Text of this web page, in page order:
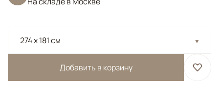
274 x 181 см
Добавить в корзину